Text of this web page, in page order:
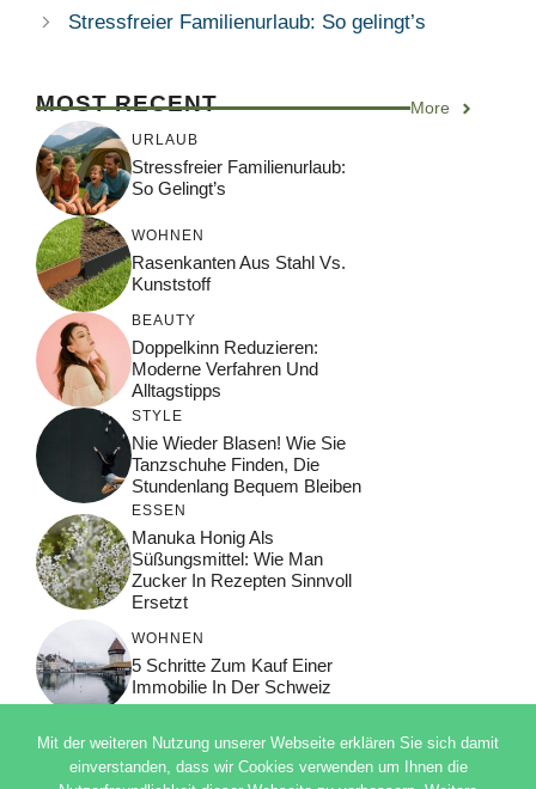
Stressfreier Familienurlaub: So gelingt’s
MOST RECENT More
URLAUB
Stressfreier Familienurlaub:
So Gelingt’s
WOHNEN
Rasenkanten Aus Stahl Vs.
Kunststoff
BEAUTY
Doppelkinn Reduzieren:
Moderne Verfahren Und
Alltagstipps
STYLE
Nie Wieder Blasen! Wie Sie
Tanzschuhe Finden, Die
Stundenlang Bequem Bleiben
ESSEN
Manuka Honig Als
Süßungsmittel: Wie Man
Zucker In Rezepten Sinnvoll
Ersetzt
WOHNEN
5 Schritte Zum Kauf Einer
Immobilie In Der Schweiz
Mit der weiteren Nutzung unserer Webseite erklären Sie sich damit
einverstanden, dass wir Cookies verwenden um Ihnen die